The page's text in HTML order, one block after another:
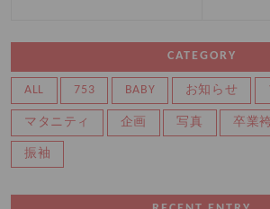
CATEGORY
ALL 753 BABY お知らせ
マタニティ 企画 写真 卒業袴
振袖